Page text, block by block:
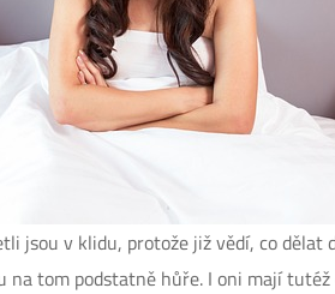
jsou v klidu, protože již vědí, co
tom podstatně hůře. I oni mají